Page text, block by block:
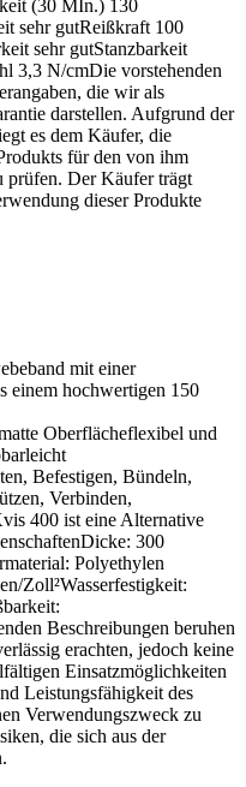
(30 MIn.) 130
sehr gutReißkraft 100
sehr gutStanzbarkeit
3,3 N/cmDie vorstehenden
die wir als
darstellen. Aufgrund der
es dem Käufer, die
für den von ihm
prüfen. Der Käufer trägt
dieser Produkte
mit einer
einem hochwertigen 150
Oberflächeflexibel und
Befestigen, Bündeln,
Verbinden,
400 ist eine Alternative
300
Polyethylen
Zoll²Wasserfestigkeit:
Beschreibungen beruhen
erachten, jedoch keine
Einsatzmöglichkeiten
Leistungsfähigkeit des
Verwendungszweck zu
die sich aus der